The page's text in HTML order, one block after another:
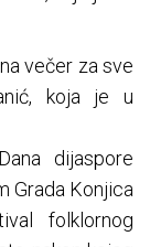
večer za sve
koja je u
dijaspore
Grada Konjica
folklornog